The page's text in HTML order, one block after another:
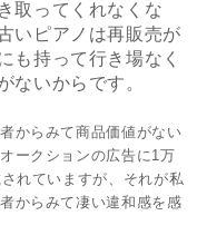
取ってくれなくな
いピアノは再販売が
も持って行き場なく
ないからです。
からみて商品価値がない
ークションの広告に1万
れていますが、それが私
からみて凄い違和感を感